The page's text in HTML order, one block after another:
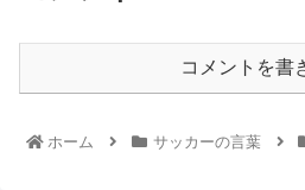
コメントを書
ホーム サッカーの言葉